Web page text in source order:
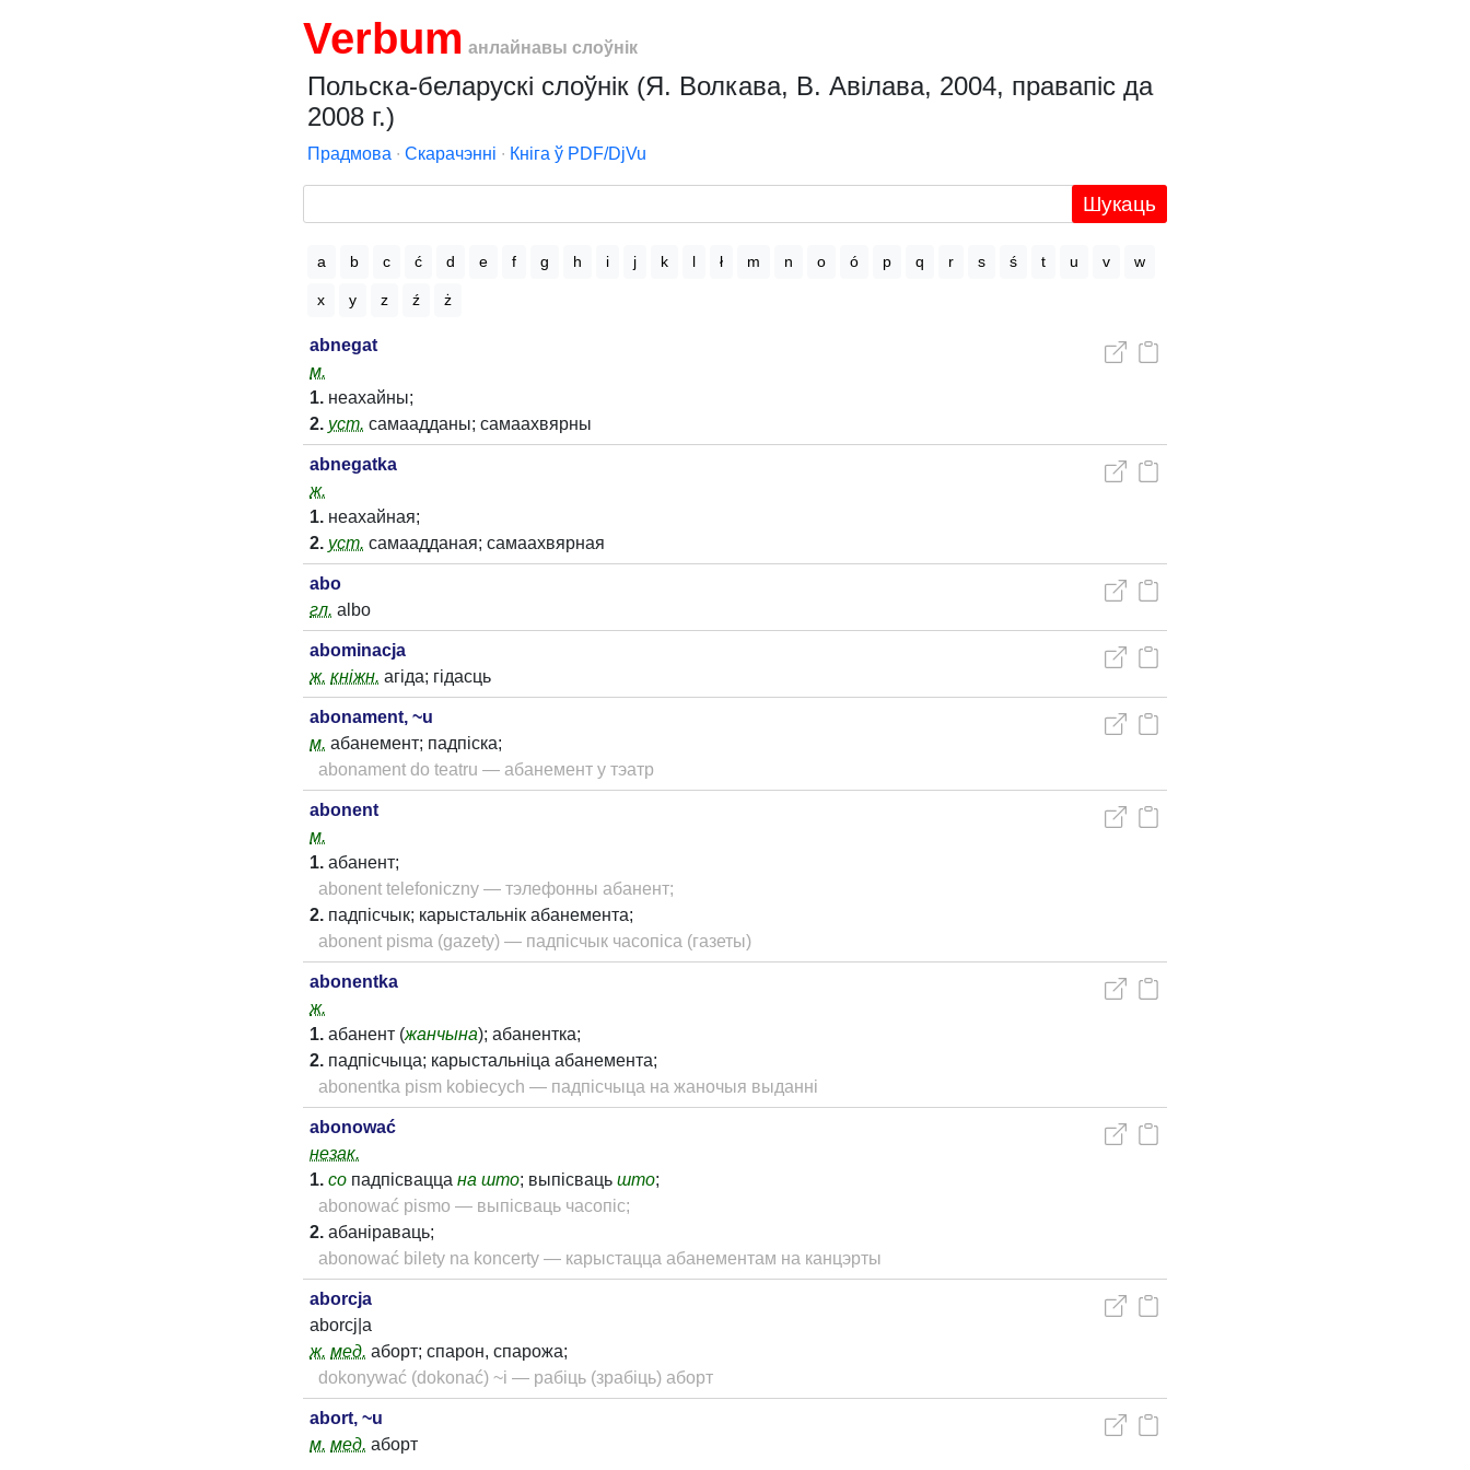
Verbum анлайнавы слоўнік
Польска-беларускі слоўнік (Я. Волкава, В. Авілава, 2004, правапіс да
2008 г.)
Прадмова ∙ Скарачэнні ∙ Кніга ў PDF/DjVu
Шукаць
a b c ć d e f g h i j k l ł m n o ó p q r s ś t u v w
x y z ź ż
abnegat
м.
1. неахайны;
2. уст. самаадданы; самаахвярны
abnegatka
ж.
1. неахайная;
2. уст. самаадданая; самаахвярная
abo
гл. albo
abominacja
ж. кніжн. агіда; гідасць
abonament, ~u
м. абанемент; падпіска;
abonament do teatru — абанемент y тэатр
abonent
м.
1. абанент;
abonent telefoniczny — тэлефонны абанент;
2. падпісчык; карыстальнік абанемента;
abonent pisma (gazety) — падпісчык часопіса (газеты)
abonentka
ж.
1. абанент (жанчына); абанентка;
2. падпісчыца; карыстальніца абанемента;
abonentka pism kobiecych — падпісчыца на жаночыя выданні
abonować
незак.
1. co падпісвацца на што; выпісваць што;
abonować pismo — выпісваць часопіс;
2. абаніраваць;
abonować bilety na koncerty — карыстацца абанементам на канцэрты
aborcja
aborcj|a
ж. мед. аборт; спарон, спарожа;
dokonywać (dokonać) ~i — рабіць (зрабіць) аборт
abort, ~u
м. мед. аборт